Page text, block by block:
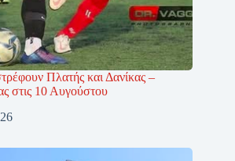
Πλατής και Δανίκας –
στις 10 Αυγούστου